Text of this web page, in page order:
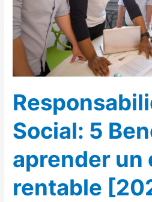
Social: 5
aprender un
rentable
un
oficio
rentable
[2023]